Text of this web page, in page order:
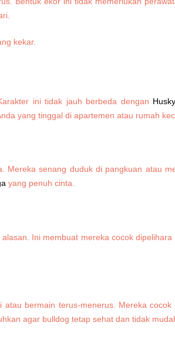
ini tidak jauh berbeda dengan Husky
yang tinggal di apartemen atau rumah
senang duduk di pangkuan atau
yang penuh cinta.
Ini membuat mereka cocok
bermain terus-menerus. Mereka
agar bulldog tetap sehat dan tidak